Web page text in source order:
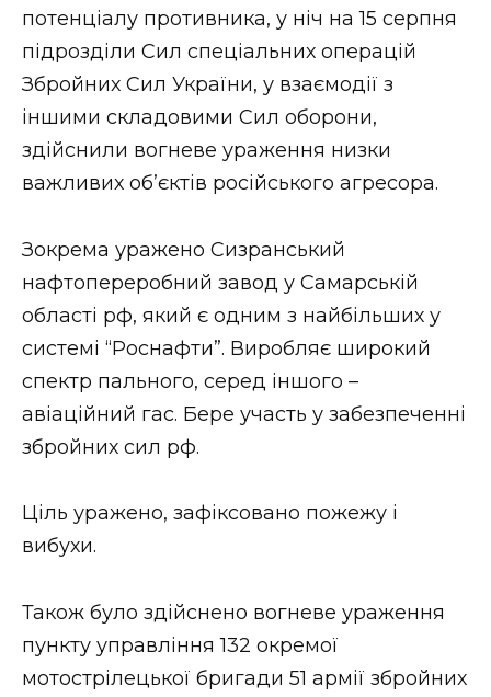
Втрачений Ужгород (відеоверсія)
ЗАКАРПАТСЬКІ НОВИНИ
ФОТО
ВІДЕО
потенціалу противника, у ніч на 15 серпня
підрозділи Сил спеціальних операцій
Збройних Сил України, у взаємодії з
іншими складовими Сил оборони,
здійснили вогневе ураження низки
важливих об’єктів російського агресора.
Зокрема уражено Сизранський
нафтопереробний завод у Самарській
області рф, який є одним з найбільших у
системі “Роснафти”. Виробляє широкий
спектр пального, серед іншого –
авіаційний гас. Бере участь у забезпеченні
збройних сил рф.
Ціль уражено, зафіксовано пожежу і
вибухи.
Також було здійснено вогневе ураження
пункту управління 132 окремої
мотострілецької бригади 51 армії збройних